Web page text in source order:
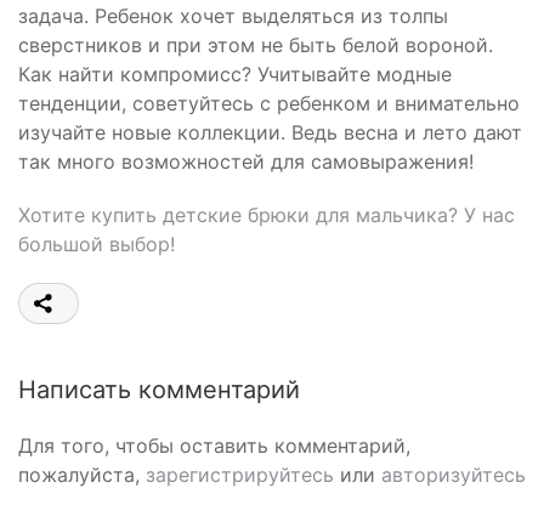
задача. Ребенок хочет выделяться из толпы
сверстников и при этом не быть белой вороной.
Как найти компромисс? Учитывайте модные
тенденции, советуйтесь с ребенком и внимательно
изучайте новые коллекции. Ведь весна и лето дают
так много возможностей для самовыражения!
Хотите купить детские брюки для мальчика? У нас
большой выбор!
Написать комментарий
Для того, чтобы оставить комментарий,
пожалуйста, зарегистрируйтесь или авторизуйтесь